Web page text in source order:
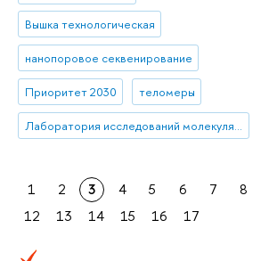
Вышка технологическая
нанопоровое секвенирование
Приоритет 2030 теломеры
Лаборатория исследований молекулярных механизмов долголетия
1 2 3 4 5 6 7 8
12
13 14 15 16 17